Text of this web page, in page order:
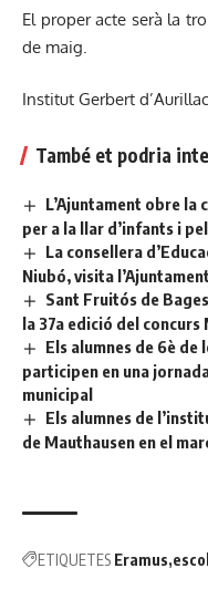
El proper acte serà la
de maig.
Institut Gerbert d’Aurillac
També et podria
L’Ajuntament obre
per a la llar d’infants i
La consellera
Niubó, visita
Sant Fruitós de
la 37a edició del
Els alumnes de 6è de
participen en una
municipal
Els alumnes de
de Mauthausen en el
ETIQUETES Eramus